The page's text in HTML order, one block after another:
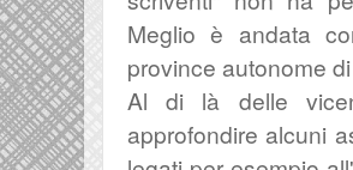
Meglio è andata
province autonome di
Al di là delle
approfondire alcuni